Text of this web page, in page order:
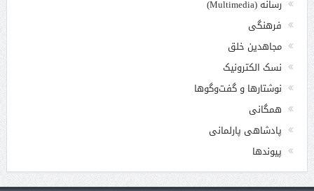
رسانه (Multimedia)
فرهنگی
مجاهدین خلق
نسک الکترونیک
نوشتارها و گفت‌وگوها
همگانی
پادشاهی پارلمانی
پیوندها